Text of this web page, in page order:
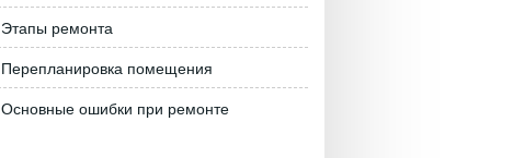
Этапы ремонта
Перепланировка помещения
Основные ошибки при ремонте